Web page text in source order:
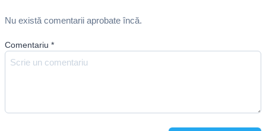
Nu există comentarii aprobate încă.
Comentariu *